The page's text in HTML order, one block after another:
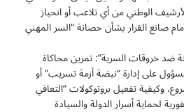
الوطني من أي تلاعب أو انحياز
صانع القرار بشأن حصانة “السر المهني
ضد خروقات السرية”: تمرين محاكاة
على إدارة “نبضة أزمة تسريب” أو
وكيفية تفعيل بروتوكولات “التعافي
لحماية أسرار الدولة والسيادة